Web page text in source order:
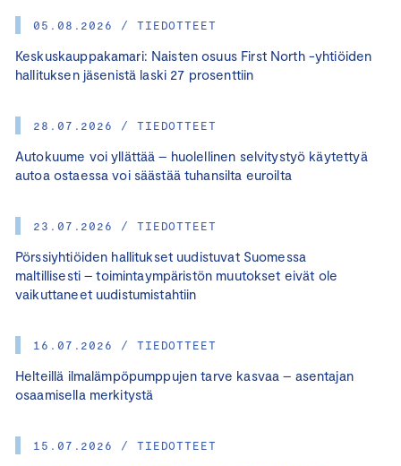
05.08.2026 / TIEDOTTEET
Keskuskauppakamari: Naisten osuus First North -yhtiöiden
hallituksen jäsenistä laski 27 prosenttiin
28.07.2026 / TIEDOTTEET
Autokuume voi yllättää – huolellinen selvitystyö käytettyä
autoa ostaessa voi säästää tuhansilta euroilta
23.07.2026 / TIEDOTTEET
Pörssiyhtiöiden hallitukset uudistuvat Suomessa
maltillisesti – toimintaympäristön muutokset eivät ole
vaikuttaneet uudistumistahtiin
16.07.2026 / TIEDOTTEET
Helteillä ilmalämpöpumppujen tarve kasvaa – asentajan
osaamisella merkitystä
15.07.2026 / TIEDOTTEET